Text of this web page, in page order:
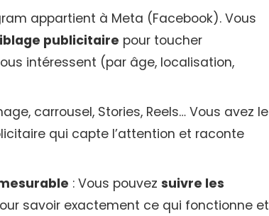
appartient à Meta (Facebook). Vous
publicitaire pour toucher
intéressent (par âge, localisation,
carrousel, Stories, Reels… Vous avez le
qui capte l’attention et raconte
: Vous pouvez suivre les
savoir exactement ce qui fonctionne et